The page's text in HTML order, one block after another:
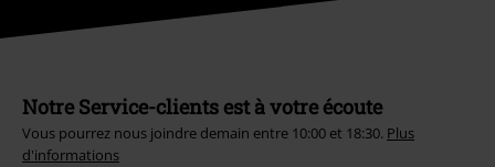
Notre Service-clients est à votre écoute
Vous pourrez nous joindre demain entre 10:00 et 18:30. Plus
d'informations